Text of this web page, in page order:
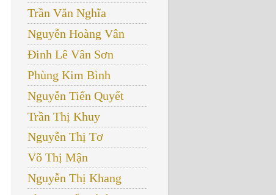
Trần Văn Nghĩa
Nguyễn Hoàng Vân
Đinh Lê Vân Sơn
Phùng Kim Bình
Nguyễn Tiến Quyết
Trần Thị Khuy
Nguyễn Thị Tơ
Võ Thị Mận
Nguyễn Thị Khang